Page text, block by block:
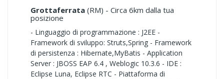
Grottaferrata (RM) - Circa 6km dalla tua
posizione
- Linguaggio di programmazione : J2EE -
Framework di sviluppo: Struts,Spring - Framework
di persistenza : Hibernate,MyBatis - Application
Server : JBOSS EAP 6.4 , Weblogic 10.3.6 - IDE :
Eclipse Luna, Eclipse RTC - Piattaforma di